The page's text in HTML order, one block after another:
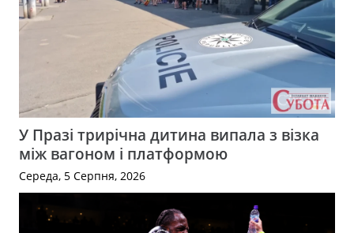
У Празі трирічна дитина випала з візка
між вагоном і платформою
Середа, 5 Серпня, 2026